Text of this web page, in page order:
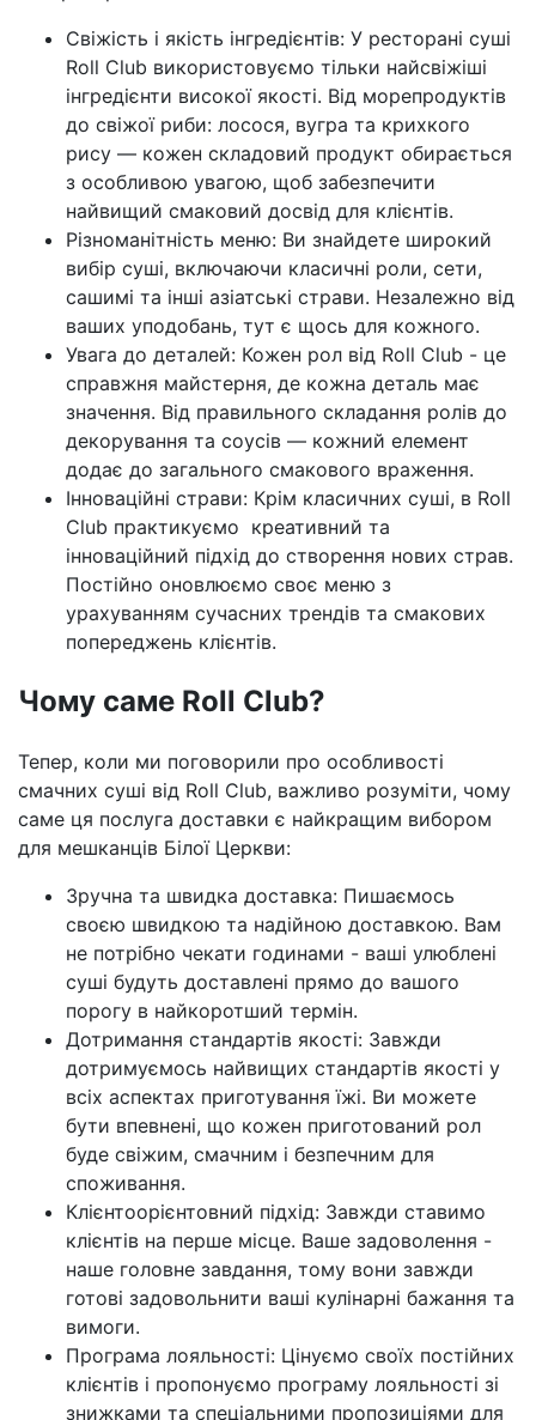
Свіжість і якість інгредієнтів: У ресторані суші
Roll Club використовуємо тільки найсвіжіші
інгредієнти високої якості. Від морепродуктів
до свіжої риби: лосося, вугра та крихкого
рису — кожен складовий продукт обирається
з особливою увагою, щоб забезпечити
найвищий смаковий досвід для клієнтів.
Різноманітність меню: Ви знайдете широкий
вибір суші, включаючи класичні роли, сети,
сашимі та інші азіатські страви. Незалежно від
ваших уподобань, тут є щось для кожного.
Увага до деталей: Кожен рол від Roll Club - це
справжня майстерня, де кожна деталь має
значення. Від правильного складання ролів до
декорування та соусів — кожний елемент
додає до загального смакового враження.
Інноваційні страви: Крім класичних суші, в Roll
Club практикуємо креативний та
інноваційний підхід до створення нових страв.
Постійно оновлюємо своє меню з
урахуванням сучасних трендів та смакових
попереджень клієнтів.
Чому саме Roll Club?
Тепер, коли ми поговорили про особливості
смачних суші від Roll Club, важливо розуміти, чому
саме ця послуга доставки є найкращим вибором
для мешканців Білої Церкви:
Зручна та швидка доставка: Пишаємось
своєю швидкою та надійною доставкою. Вам
не потрібно чекати годинами - ваші улюблені
суші будуть доставлені прямо до вашого
порогу в найкоротший термін.
Дотримання стандартів якості: Завжди
дотримуємось найвищих стандартів якості у
всіх аспектах приготування їжі. Ви можете
бути впевнені, що кожен приготований рол
буде свіжим, смачним і безпечним для
споживання.
Клієнтоорієнтовний підхід: Завжди ставимо
клієнтів на перше місце. Ваше задоволення -
наше головне завдання, тому вони завжди
готові задовольнити ваші кулінарні бажання та
вимоги.
Програма лояльності: Цінуємо своїх постійних
клієнтів і пропонуємо програму лояльності зі
знижками та спеціальними пропозиціями для